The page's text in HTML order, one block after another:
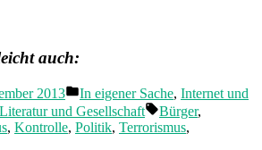
auch:
2013
Veröffentlicht
in
In eigener Sache, Internet und
Literatur und Gesellschaft Schlagwörter:
Bürger,
, Kontrolle, Politik, Terrorismus,